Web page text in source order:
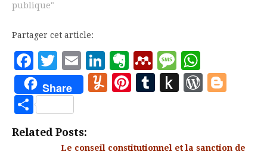
faut aujourd’hui revenir
moderne. Elles montrent
l’importance des
conflits, mais aussi des
solutions historiques à
ces conflits, solutions
qui…
publique"
Partager cet article:
Facebook
Twitter
EmailLinkedIn
Evernote
Mendeley
Message
Share Yummly
Pinterest
Tumblr
Push
Partager
Related Posts:
Le conseil constitutionnel et la sanction de